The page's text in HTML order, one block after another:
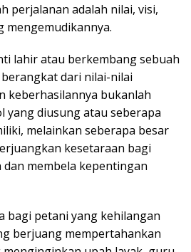
perjalanan adalah nilai, visi,
mengemudikannya.
lahir atau berkembang sebuah
dari nilai-nilai
keberhasilannya bukanlah
yang diusung atau seberapa
melainkan seberapa besar
kesetaraan bagi
membela kepentingan
bagi petani yang kehilangan
berjuang mempertahankan